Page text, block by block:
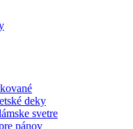
deky
svetre
pánov